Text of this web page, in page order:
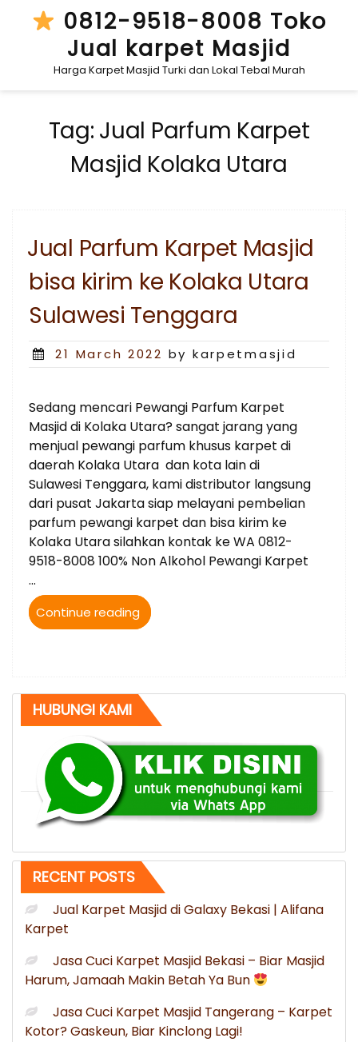
0812-9518-8008 Toko
Jual karpet Masjid
Harga Karpet Masjid Turki dan Lokal Tebal Murah
Tag: Jual Parfum Karpet
Masjid Kolaka Utara
Jual Parfum Karpet Masjid
bisa kirim ke Kolaka Utara
Sulawesi Tenggara
Posted
21 March 2022 by karpetmasjid
Sedang mencari Pewangi Parfum Karpet
Masjid di Kolaka Utara? sangat jarang yang
menjual pewangi parfum khusus karpet di
daerah Kolaka Utara dan kota lain di
Sulawesi Tenggara, kami distributor langsung
dari pusat Jakarta siap melayani pembelian
parfum pewangi karpet dan bisa kirim ke
Kolaka Utara silahkan kontak ke WA 0812-
9518-8008 100% Non Alkohol Pewangi Karpet
…
Continue reading“Jual
Parfum
kirim
ke
Utara
Sulawesi
Tenggara”
HUBUNGI KAMI
RECENT POSTS
Jual Karpet Masjid di Galaxy Bekasi | Alifana
Karpet
Jasa Cuci Karpet Masjid Bekasi – Biar Masjid
Harum, Jamaah Makin Betah Ya Bun
Jasa Cuci Karpet Masjid Tangerang – Karpet
Kotor? Gaskeun, Biar Kinclong Lagi!